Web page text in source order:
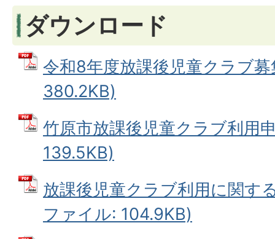
ダウンロード
令和8年度放課後児童クラブ
380.2KB)
竹原市放課後児童クラブ利用
139.5KB)
放課後児童クラブ利用に関す
ファイル: 104.9KB)